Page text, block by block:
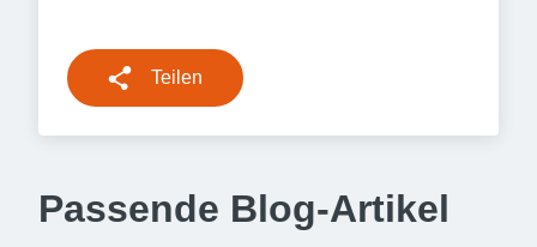
Teilen
Passende Blog-Artikel